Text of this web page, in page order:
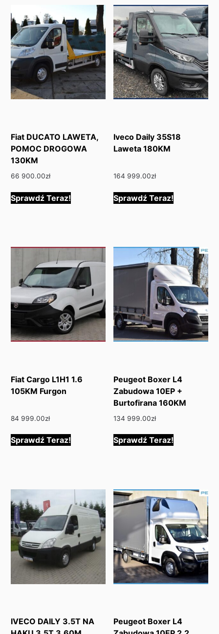
Fiat DUCATO LAWETA,
POMOC DROGOWA
130KM
66 900.00zł
Sprawdź Teraz!
Iveco Daily 35S18
Laweta 180KM
164 999.00zł
Sprawdź Teraz!
Fiat Cargo L1H1 1.6
105KM Furgon
84 999.00zł
Sprawdź Teraz!
Peugeot Boxer L4
Zabudowa 10EP +
Burtofirana 160KM
134 999.00zł
Sprawdź Teraz!
IVECO DAILY 3.5T NA
Peugeot Boxer L4